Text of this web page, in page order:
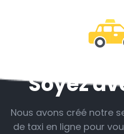
Soyez
Nous avons créé notre
de taxi en ligne pour